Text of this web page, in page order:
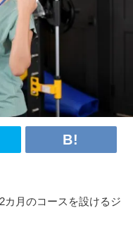
カ月のコースを設けるジ